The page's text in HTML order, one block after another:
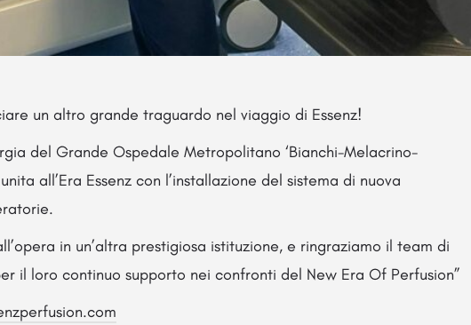
un altro grande traguardo nel viaggio di Essenz!
del Grande Ospedale Metropolitano ‘Bianchi-Melacrino-
all’Era Essenz con l’installazione del sistema di nuova
in un’altra prestigiosa istituzione, e ringraziamo il team di
il loro continuo supporto nei confronti del New Era Of Perfusion”